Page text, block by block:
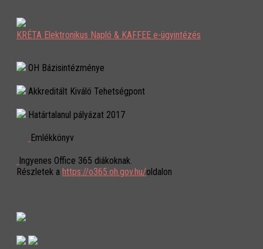
KRÉTA Elektronikus Napló & KAFFEE e-ügyintézés
OH Bázisintézménye
Akkreditált Kiváló Tehetségpont
Határtalanul pályázat 2017
Emlékkönyv
Ingyenes Office 365 diákoknak.
Részletek a https://o365.oh.gov.hu/oldalon